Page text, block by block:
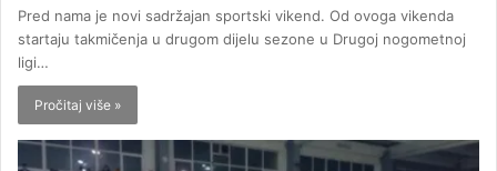
Pred nama je novi sadržajan sportski vikend. Od ovoga vikenda
startaju takmičenja u drugom dijelu sezone u Drugoj nogometnoj
ligi…
Pročitaj više »